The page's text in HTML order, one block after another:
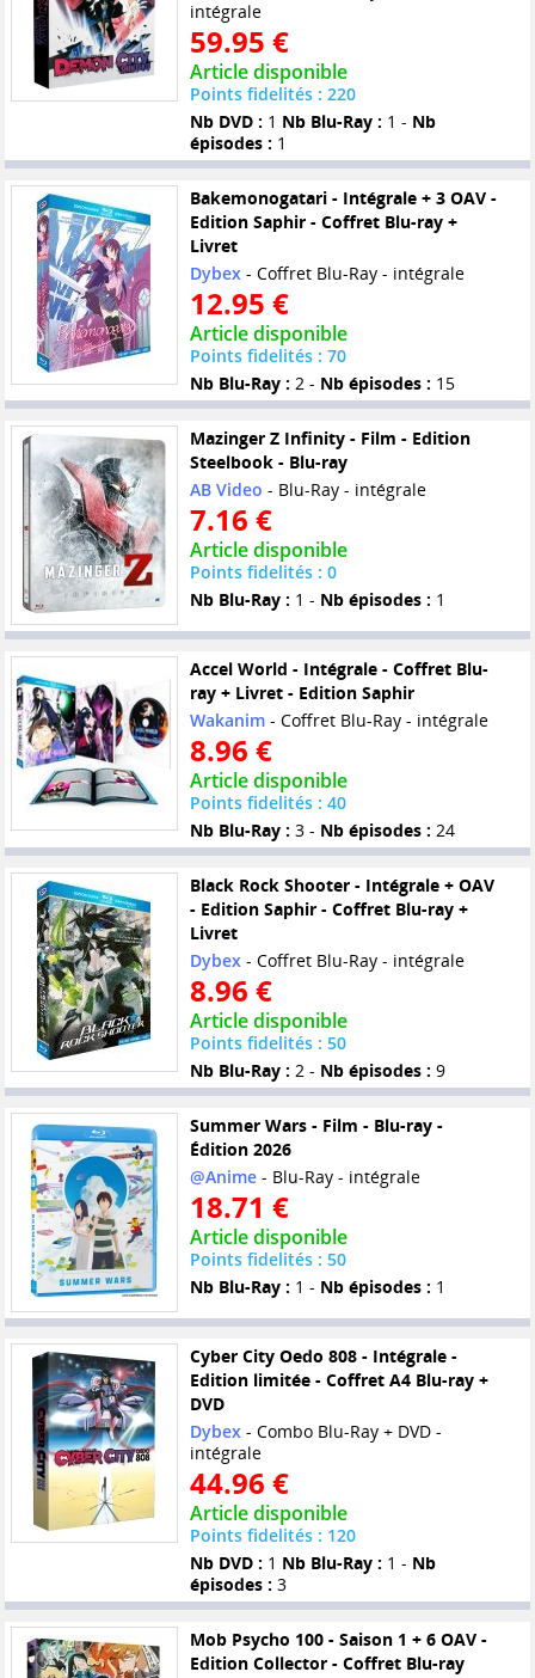
intégrale
59.95 €
Article disponible
Points fidelités : 220
Nb DVD : 1 Nb Blu-Ray : 1 - Nb
épisodes : 1
Bakemonogatari - Intégrale + 3 OAV -
Edition Saphir - Coffret Blu-ray +
Livret
Dybex- Coffret Blu-Ray - intégrale
12.95 €
Article disponible
Points fidelités : 70
Nb Blu-Ray : 2 - Nb épisodes : 15
Mazinger Z Infinity - Film - Edition
Steelbook - Blu-ray
AB Video - Blu-Ray - intégrale
7.16 €
Article disponible
Points fidelités : 0
Nb Blu-Ray : 1 - Nb épisodes : 1
Accel World - Intégrale - Coffret Blu-
ray + Livret - Edition Saphir
Wakanim- Coffret Blu-Ray - intégrale
8.96 €
Article disponible
Points fidelités : 40
Nb Blu-Ray : 3 - Nb épisodes : 24
Black Rock Shooter - Intégrale + OAV
- Edition Saphir - Coffret Blu-ray +
Livret
Dybex- Coffret Blu-Ray - intégrale
8.96 €
Article disponible
Points fidelités : 50
Nb Blu-Ray : 2 - Nb épisodes : 9
Summer Wars - Film - Blu-ray -
Édition 2026
@Anime- Blu-Ray - intégrale
18.71 €
Article disponible
Points fidelités : 50
Nb Blu-Ray : 1 - Nb épisodes : 1
Cyber City Oedo 808 - Intégrale -
Edition limitée - Coffret A4 Blu-ray +
DVD
Dybex- Combo Blu-Ray + DVD -
intégrale
44.96 €
Article disponible
Points fidelités : 120
Nb DVD : 1 Nb Blu-Ray : 1 - Nb
épisodes : 3
Mob Psycho 100 - Saison 1 + 6 OAV -
Edition Collector - Coffret Blu-ray